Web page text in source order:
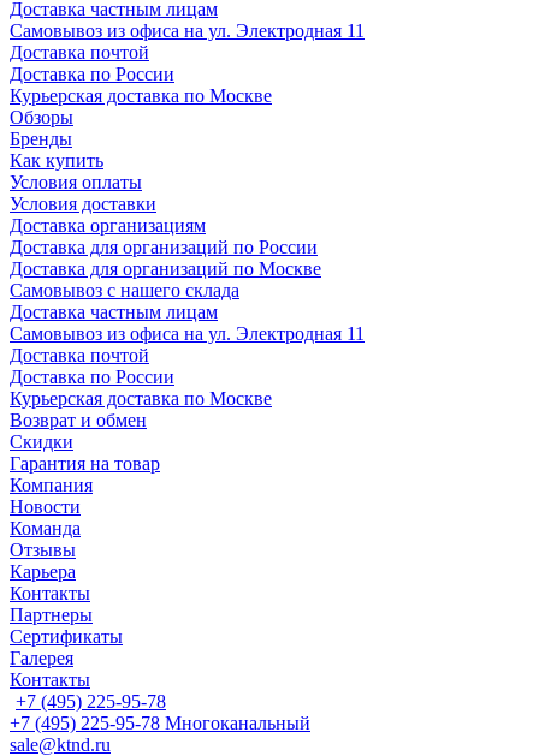
Доставка частным лицам
Самовывоз из офиса на ул. Электродная 11
Доставка почтой
Доставка по России
Курьерская доставка по Москве
Обзоры
Бренды
Как купить
Условия оплаты
Условия доставки
Доставка организациям
Доставка для организаций по России
Доставка для организаций по Москве
Самовывоз с нашего склада
Доставка частным лицам
Самовывоз из офиса на ул. Электродная 11
Доставка почтой
Доставка по России
Курьерская доставка по Москве
Возврат и обмен
Скидки
Гарантия на товар
Компания
Новости
Команда
Отзывы
Карьера
Контакты
Партнеры
Сертификаты
Галерея
Контакты
+7 (495) 225-95-78
+7 (495) 225-95-78 Многоканальный
sale@ktnd.ru